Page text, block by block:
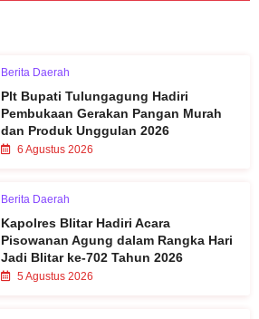
Berita Daerah
Plt Bupati Tulungagung Hadiri
Pembukaan Gerakan Pangan Murah
dan Produk Unggulan 2026
6 Agustus 2026
Berita Daerah
Kapolres Blitar Hadiri Acara
Pisowanan Agung dalam Rangka Hari
Jadi Blitar ke-702 Tahun 2026
5 Agustus 2026